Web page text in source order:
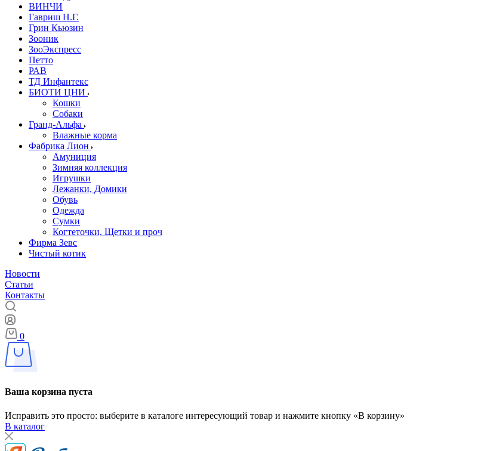
ВИНЧИ
Гавриш Н.Г.
Грин Кьюзин
Зооник
ЗооЭкспресс
Петто
РАВ
ТД Инфантекс
БИОТИ ЦНИ
Кошки
Собаки
Гранд-Альфа
Влажные корма
Фабрика Лион
Амуниция
Зимняя коллекция
Игрушки
Лежанки, Домики
Обувь
Одежда
Сумки
Когтеточки, Щетки и проч
Фирма Зевс
Чистый котик
Новости
Статьи
Контакты
0
Ваша корзина пуста
Исправить это просто: выберите в каталоге интересующий товар и нажмите кнопку «В корзину»
В каталог